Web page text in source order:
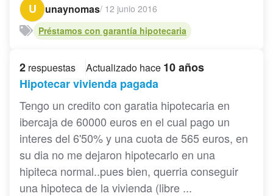
U
unaynomas/ 12 junio 2016
Préstamos con garantía hipotecaria
2 respuestas Actualizado hace 10 años
Hipotecar vivienda pagada
Tengo un credito con garatia hipotecaria en
ibercaja de 60000 euros en el cual pago un
interes del 6'50% y una cuota de 565 euros, en
su dia no me dejaron hipotecarlo en una
hipiteca normal..pues bien, querria conseguir
una hipoteca de la vivienda (libre ...